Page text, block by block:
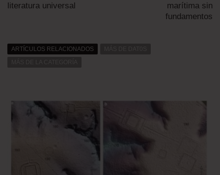
literatura universal
marítima sin
fundamentos
ARTÍCULOS RELACIONADOS